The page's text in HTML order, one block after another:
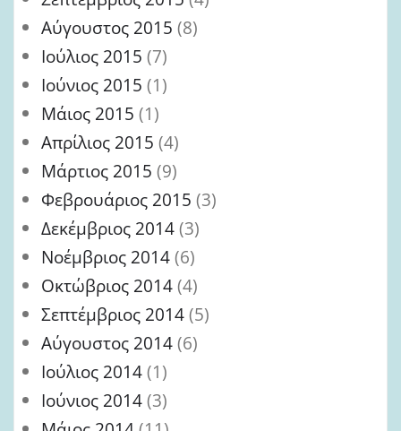
Αύγουστος 2015 (8)
Ιούλιος 2015 (7)
Ιούνιος 2015 (1)
Μάιος 2015 (1)
Απρίλιος 2015 (4)
Μάρτιος 2015 (9)
Φεβρουάριος 2015 (3)
Δεκέμβριος 2014(3)
Νοέμβριος 2014(6)
Οκτώβριος 2014(4)
Σεπτέμβριος 2014(5)
Αύγουστος 2014(6)
Ιούλιος 2014(1)
Ιούνιος 2014(3)